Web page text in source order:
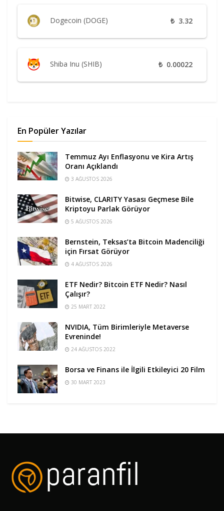
Dogecoin (DOGE) ₺ 3.32
Shiba Inu (SHIB) ₺ 0.00022
En Popüler Yazılar
Temmuz Ayı Enflasyonu ve Kira Artış
Oranı Açıklandı
3 AĞUSTOS 2026
Bitwise, CLARITY Yasası Geçmese Bile
Kriptoyu Parlak Görüyor
5 AĞUSTOS 2026
Bernstein, Teksas’ta Bitcoin Madenciliği
için Fırsat Görüyor
4 AĞUSTOS 2026
ETF Nedir? Bitcoin ETF Nedir? Nasıl
Çalışır?
25 MART 2022
NVIDIA, Tüm Birimleriyle Metaverse
Evreninde!
24 AĞUSTOS 2022
Borsa ve Finans ile İlgili Etkileyici 20 Film
30 MART 2023